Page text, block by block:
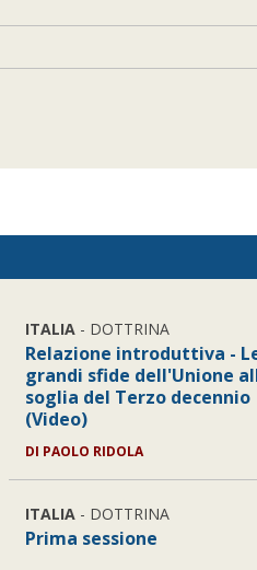
ITALIA - DOTTRINA
Relazione introduttiva -
grandi sfide dell'Unione
soglia del Terzo decennio
(Video)
DI PAOLO RIDOLA
ITALIA - DOTTRINA
Prima sessione